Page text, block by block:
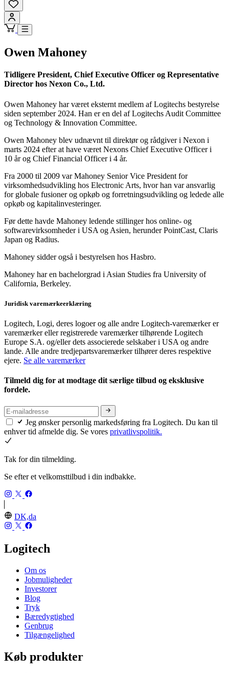
Owen Mahoney
Tidligere President, Chief Executive Officer og Representative
Director hos Nexon Co., Ltd.
Owen Mahoney har været eksternt medlem af Logitechs bestyrelse
siden september 2024. Han er en del af Logitechs Audit Committee
og Technology & Innovation Committee.
Owen Mahoney blev udnævnt til direktør og rådgiver i Nexon i
marts 2024 efter at have været Nexons Chief Executive Officer i
10 år og Chief Financial Officer i 4 år.
Fra 2000 til 2009 var Mahoney Senior Vice President for
virksomhedsudvikling hos Electronic Arts, hvor han var ansvarlig
for globale fusioner og opkøb og forretningsudvikling og ledede alle
opkøb og kapitalinvesteringer.
Før dette havde Mahoney ledende stillinger hos online- og
softwarevirksomheder i USA og Asien, herunder PointCast, Claris
Japan og Radius.
Mahoney sidder også i bestyrelsen hos Hasbro.
Mahoney har en bachelorgrad i Asian Studies fra University of
California, Berkeley.
Juridisk varemærkeerklæring
Logitech, Logi, deres logoer og alle andre Logitech-varemærker er
varemærker eller registrerede varemærker tilhørende Logitech
Europe S.A. og/eller dets associerede selskaber i USA og andre
lande. Alle andre tredjepartsvaremærker tilhører deres respektive
ejere. Se alle varemærker
Tilmeld dig for at modtage dit særlige tilbud og eksklusive
fordele.
Jeg ønsker personlig markedsføring fra Logitech. Du kan til
enhver tid afmelde dig. Se vores privatlivspolitik.
Tak for din tilmelding.
Se efter et velkomsttilbud i din indbakke.
DK,da
Logitech
Om os
Jobmuligheder
Investorer
Blog
Tryk
Bæredygtighed
Genbrug
Tilgængelighed
Køb produkter